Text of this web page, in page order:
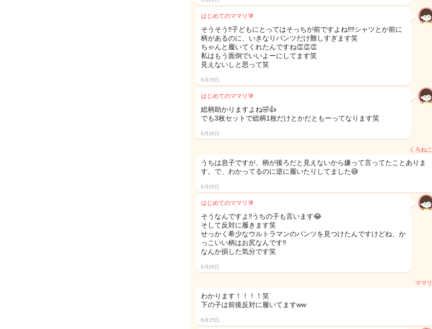
はじめてのママリ🔰
そうそう‼︎子どもにとってはそっちが前ですよね‼︎‼︎シャツとか前に
柄があるのに、いきなりパンツだけ難しすぎます笑
ちゃんと履いてくれたんですね👏👏👏
私はもう面倒でいいよーにしてます笑
見えないしと思って笑
6月25日
はじめてのママリ🔰
総柄助かりますよね🤣👍
でも3枚セットで総柄1枚だけとかだともーってなります笑
6月26日
くろねこ
うちは息子ですが、柄が後ろだと見えないから嫌って言ってたことありま
す。で、わかってるのに逆に履いたりしてました😅
6月25日
はじめてのママリ🔰
そうなんですよ‼︎うちの子も言います😂
そして反対に履きます笑
せっかく希少なウルトラマンのパンツを見つけたんですけどね、か
っこいい柄はお尻なんです‼︎
なんか損した気分です笑
6月25日
ママリ
わかります！！！！笑
下の子は前後反対に履いてますww
6月25日